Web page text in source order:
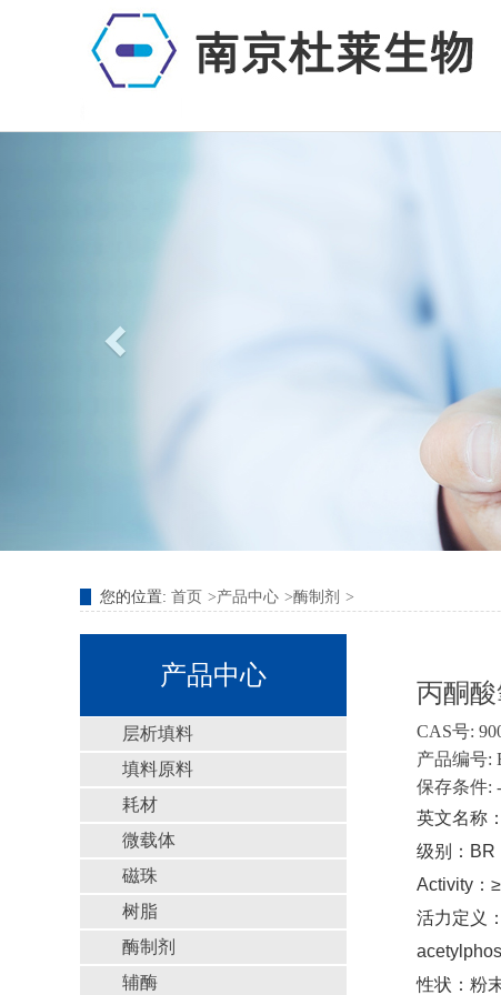
您的位置: 首页 产品中心 酶制剂
产品中心
层析填料
填料原料
耗材
微载体
磁珠
树脂
酶制剂
辅酶
丙酮酸
CAS号:
产品编号:
保存条件:
英文名称：
级别：BR
Activity：
活力定义
性状：粉